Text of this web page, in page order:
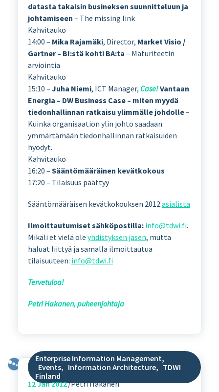
datasta takaisin busineksen suunnitteluun ja
johtamiseen – The missing link
Kahvitauko
14:00 – Mika Rajamäki, Director, Market Visio /
Gartner – BI:stä kohti BA:ta – Maturiteetin
arviointia
Kahvitauko
15:10 – Juha Niemi, ICT Manager, Case!Vantaan
Energia – DW Business Case – miten myydä
tiedonhallinnan ratkaisu ylimmälle johdolle–
Kuinka organisaation ylin johto saadaan
ymmärtämään tiedonhallinnan ratkaisuiden
hyödyt.
Kahvitauko
16:20 – Sääntömääräinen kevätkokous
17:20 – Tilaisuus päättyy
Sääntömääräisen kevätkokouksen 2012 asialista
Ilmoittautumiset sähköpostilla: info@tdwi.fi.
Mikäli et vielä ole yhdistyksen jäsen, mutta
haluat liittyä ja samalla ilmoittautua
tilaisuuteen: info@tdwi.fi
Tervetuloa!
Petri Hakanen, puheenjohtaja
Enterprise Information Management,
Events, Information Architecture, TDWI
Finland
12Jan 2012 Petri Hakanen